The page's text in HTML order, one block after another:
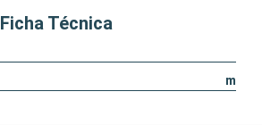
Ficha Técnica
m